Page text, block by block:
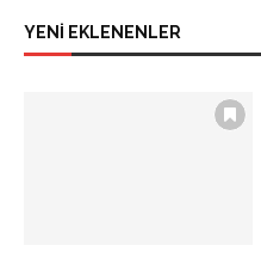
YENİ EKLENENLER